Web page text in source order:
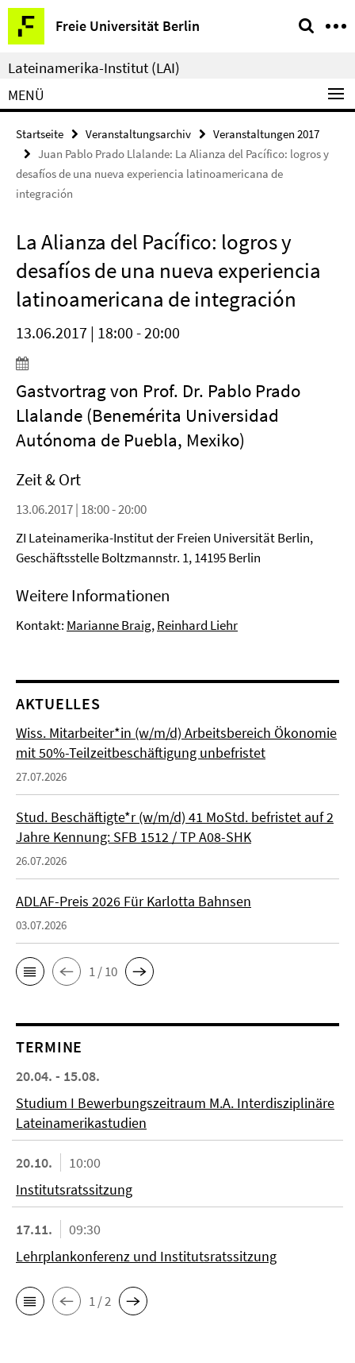
Springe
direkt
zu
Inhalt
Freie Universität Berlin
Service-
Navigation
Lateinamerika-Institut (LAI)
MENÜ
Startseite Veranstaltungsarchiv
Veranstaltungen 2017
Juan Pablo Prado Llalande: La Alianza del Pacífico: logros y
desafíos de una nueva experiencia latinoamericana de
integración
La Alianza del Pacífico: logros y
desafíos de una nueva experiencia
latinoamericana de integración
13.06.2017 | 18:00 - 20:00
Gastvortrag von Prof. Dr. Pablo Prado
Llalande (Benemérita Universidad
Autónoma de Puebla, Mexiko)
Zeit & Ort
13.06.2017 | 18:00 - 20:00
ZI Lateinamerika-Institut der Freien Universität Berlin,
Geschäftsstelle Boltzmannstr. 1, 14195 Berlin
Weitere Informationen
Kontakt: Marianne Braig,Reinhard Liehr
AKTUELLES
Wiss. Mitarbeiter*in (w/m/d) Arbeitsbereich Ökonomie
mit 50%-Teilzeitbeschäftigung unbefristet
27.07.2026
Stud. Beschäftigte*r (w/m/d) 41 MoStd. befristet auf 2
Jahre Kennung: SFB 1512 / TP A08-SHK
26.07.2026
ADLAF-Preis 2026 Für Karlotta Bahnsen
03.07.2026
1 / 10
TERMINE
20.04. - 15.08.
Studium I Bewerbungszeitraum M.A. Interdisziplinäre
Lateinamerikastudien
20.10.
10:00
Institutsratssitzung
17.11.
09:30
Lehrplankonferenz und Institutsratssitzung
1 / 2